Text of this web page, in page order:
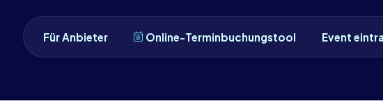
Für Anbieter Online-Terminbuchungstool Event